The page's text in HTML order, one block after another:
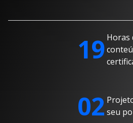
19 Horas
02 seu